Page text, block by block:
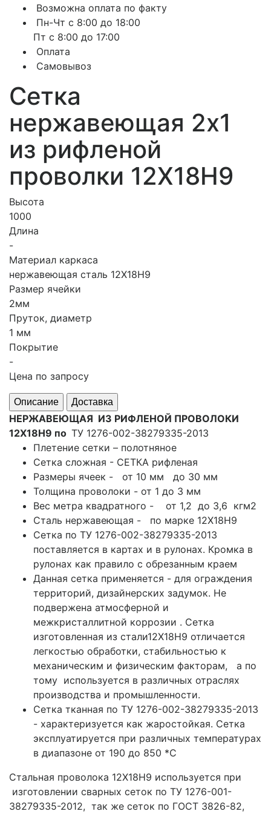
Возможна оплата по факту
Пн-Чт с 8:00 до 18:00
Пт с 8:00 до 17:00
Оплата
Самовывоз
Сетка
нержавеющая 2х1
из рифленой
проволки 12Х18Н9
Высота
1000
Длина
-
Материал каркаса
нержавеющая сталь 12Х18Н9
Размер ячейки
2мм
Пруток, диаметр
1 мм
Покрытие
-
Цена по запросу
Описание Доставка
НЕРЖАВЕЮЩАЯ ИЗ РИФЛЕНОЙ ПРОВОЛОКИ
12Х18Н9 по ТУ 1276-002-38279335-2013
Плетение сетки – полотняное
Сетка сложная - СЕТКА рифленая
Размеры ячеек - от 10 мм до 30 мм
Толщина проволоки - от 1 до 3 мм
Вес метра квадратного - от 1,2 до 3,6 кгм2
Сталь нержавеющая - по марке 12Х18Н9
Сетка по ТУ 1276-002-38279335-2013
поставляется в картах и в рулонах. Кромка в
рулонах как правило с обрезанным краем
Данная сетка применяется - для ограждения
территорий, дизайнерских задумок. Не
подвержена атмосферной и
межкристаллитной коррозии . Сетка
изготовленная из стали12Х18Н9 отличается
легкостью обработки, стабильностью к
механическим и физическим факторам, а по
тому используется в различных отраслях
производства и промышленности.
Сетка тканная по ТУ 1276-002-38279335-2013
- характеризуется как жаростойкая. Сетка
эксплуатируется при различных температурах
в диапазоне от 190 до 850 *С
Стальная проволока 12Х18Н9 используется при
изготовлении сварных сеток по ТУ 1276-001-
38279335-2012, так же сеток по ГОСТ 3826-82,